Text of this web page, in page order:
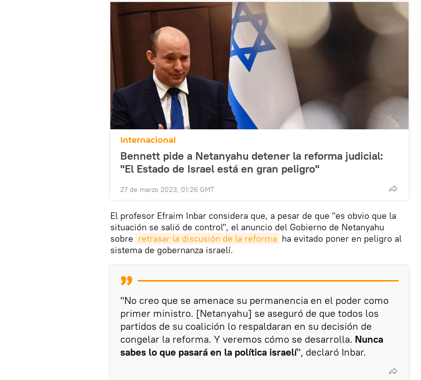
Internacional
Bennett pide a Netanyahu detener la reforma judicial:
"El Estado de Israel está en gran peligro"
27 de marzo 2023, 01:26 GMT
El profesor Efraim Inbar considera que, a pesar de que "es obvio que la
situación se salió de control", el anuncio del Gobierno de Netanyahu
sobre retrasar la discusión de la reforma ha evitado poner en peligro al
sistema de gobernanza israelí.
"No creo que se amenace su permanencia en el poder como
primer ministro. [Netanyahu] se aseguró de que todos los
partidos de su coalición lo respaldaran en su decisión de
congelar la reforma. Y veremos cómo se desarrolla. Nunca
sabes lo que pasará en la política israelí", declaró Inbar.